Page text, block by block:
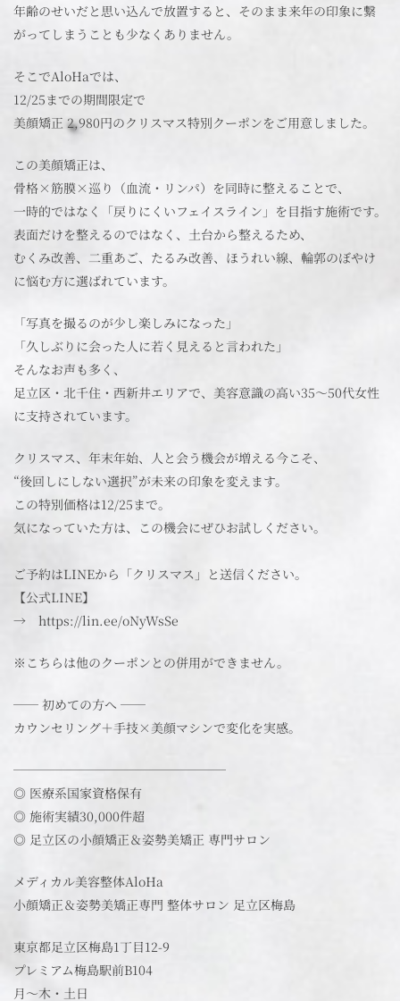
年齢のせいだと思い込んで放置すると、そのまま来年の印象に繋
がってしまうことも少なくありません。
そこでAloHaでは、
12/25までの期間限定で
美顔矯正 2,980円のクリスマス特別クーポンをご用意しました。
この美顔矯正は、
骨格×筋膜×巡り（血流・リンパ）を同時に整えることで、
一時的ではなく「戻りにくいフェイスライン」を目指す施術です。
表面だけを整えるのではなく、土台から整えるため、
むくみ改善、二重あご、たるみ改善、ほうれい線、輪郭のぼやけ
に悩む方に選ばれています。
「写真を撮るのが少し楽しみになった」
「久しぶりに会った人に若く見えると言われた」
そんなお声も多く、
足立区・北千住・西新井エリアで、美容意識の高い35～50代女性
に支持されています。
クリスマス、年末年始、人と会う機会が増える今こそ、
“後回しにしない選択”が未来の印象を変えます。
この特別価格は12/25まで。
気になっていた方は、この機会にぜひお試しください。
ご予約はLINEから「クリスマス」と送信ください。
【公式LINE】
→ https://lin.ee/oNyWsSe
※こちらは他のクーポンとの併用ができません。
── 初めての方へ ──
カウンセリング＋手技×美顔マシンで変化を実感。
─────────────────
◎ 医療系国家資格保有
◎ 施術実績30,000件超
◎ 足立区の小顔矯正＆姿勢美矯正 専門サロン
メディカル美容整体AloHa
小顔矯正＆姿勢美矯正専門 整体サロン 足立区梅島
東京都足立区梅島1丁目12-9
プレミアム梅島駅前B104
月～木・土日